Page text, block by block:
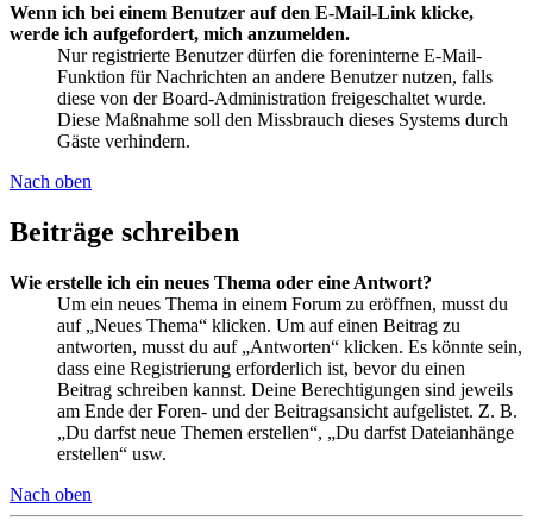
Wenn ich bei einem Benutzer auf den E-Mail-Link klicke,
werde ich aufgefordert, mich anzumelden.
Nur registrierte Benutzer dürfen die foreninterne E-Mail-
Funktion für Nachrichten an andere Benutzer nutzen, falls
diese von der Board-Administration freigeschaltet wurde.
Diese Maßnahme soll den Missbrauch dieses Systems durch
Gäste verhindern.
Nach oben
Beiträge schreiben
Wie erstelle ich ein neues Thema oder eine Antwort?
Um ein neues Thema in einem Forum zu eröffnen, musst du
auf „Neues Thema“ klicken. Um auf einen Beitrag zu
antworten, musst du auf „Antworten“ klicken. Es könnte sein,
dass eine Registrierung erforderlich ist, bevor du einen
Beitrag schreiben kannst. Deine Berechtigungen sind jeweils
am Ende der Foren- und der Beitragsansicht aufgelistet. Z. B.
„Du darfst neue Themen erstellen“, „Du darfst Dateianhänge
erstellen“ usw.
Nach oben